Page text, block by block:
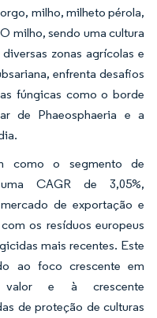
milho, milheto pérola,
milho, sendo uma cultura
zonas agrícolas e
enfrenta desafios
fúngicas como o borde
de Phaeosphaeria e a
como o segmento de
CAGR de 3,05%,
de exportação e
os resíduos europeus
mais recentes. Este
ao foco crescente em
valor e à crescente
de proteção de culturas